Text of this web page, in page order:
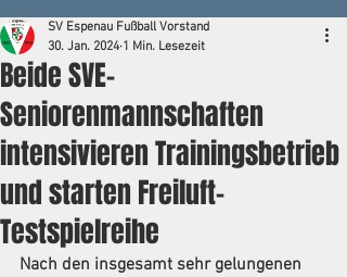
Beide SVE-
Seniorenmannschaften
intensivieren Trainingsbetrieb
und starten Freiluft-
Testspielreihe
SV Espenau Fußball Vorstand
30. Jan. 2024 1 Min. Lesezeit
Nach den insgesamt sehr gelungenen